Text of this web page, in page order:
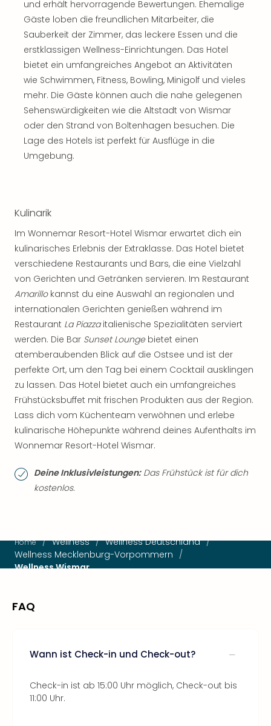
und erhält hervorragende Bewertungen. Ehemalige
Gäste loben die freundlichen Mitarbeiter, die
Sauberkeit der Zimmer, das leckere Essen und die
erstklassigen Wellness-Einrichtungen. Das Hotel
bietet ein umfangreiches Angebot an Aktivitäten
wie Schwimmen, Fitness, Bowling, Minigolf und vieles
mehr. Die Gäste können auch die nahe gelegenen
Sehenswürdigkeiten wie die Altstadt von Wismar
oder den Strand von Boltenhagen besuchen. Die
Lage des Hotels ist perfekt für Ausflüge in die
Umgebung.
Kulinarik
Im Wonnemar Resort-Hotel Wismar erwartet dich ein
kulinarisches Erlebnis der Extraklasse. Das Hotel bietet
verschiedene Restaurants und Bars, die eine Vielzahl
von Gerichten und Getränken servieren. Im Restaurant
Amarillokannst du eine Auswahl an regionalen und
internationalen Gerichten genießen während im
Restaurant La Piazzaitalienische Spezialitäten serviert
werden. Die Bar Sunset Loungebietet einen
atemberaubenden Blick auf die Ostsee und ist der
perfekte Ort, um den Tag bei einem Cocktail ausklingen
zu lassen. Das Hotel bietet auch ein umfangreiches
Frühstücksbuffet mit frischen Produkten aus der Region.
Lass dich vom Küchenteam verwöhnen und erlebe
kulinarische Höhepunkte während deines Aufenthalts im
Wonnemar Resort-Hotel Wismar.
Deine Inklusivleistungen:Das Frühstück ist für dich
kostenlos.
Home / Wellness / Wellness Deutschland /
Wellness Mecklenburg-Vorpommern /
Wellness Wismar
FAQ
Wann ist Check-in und Check-out?
Check-in ist ab 15:00 Uhr möglich, Check-out bis
11:00 Uhr.